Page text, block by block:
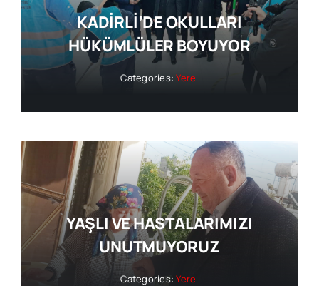
KADİRLİ’DE OKULLARI
HÜKÜMLÜLER BOYUYOR
Categories:Yerel
YAŞLI VE HASTALARIMIZI
UNUTMUYORUZ
Categories:Yerel